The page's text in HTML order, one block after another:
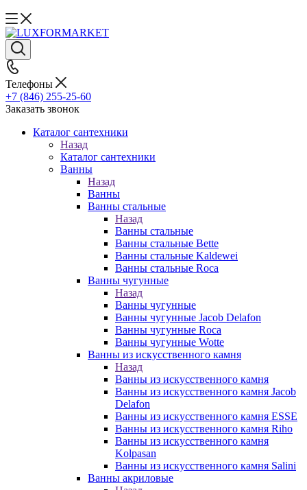
Телефоны
+7 (846) 255-25-60
Заказать звонок
Каталог сантехники
Назад
Каталог сантехники
Ванны
Назад
Ванны
Ванны стальные
Назад
Ванны стальные
Ванны стальные Bette
Ванны стальные Kaldewei
Ванны стальные Roca
Ванны чугунные
Назад
Ванны чугунные
Ванны чугунные Jacob Delafon
Ванны чугунные Roca
Ванны чугунные Wotte
Ванны из искусственного камня
Назад
Ванны из искусственного камня
Ванны из искусственного камня Jacob
Delafon
Ванны из искусственного камня ESSE
Ванны из искусственного камня Riho
Ванны из искусственного камня
Kolpasan
Ванны из искусственного камня Salini
Ванны акриловые